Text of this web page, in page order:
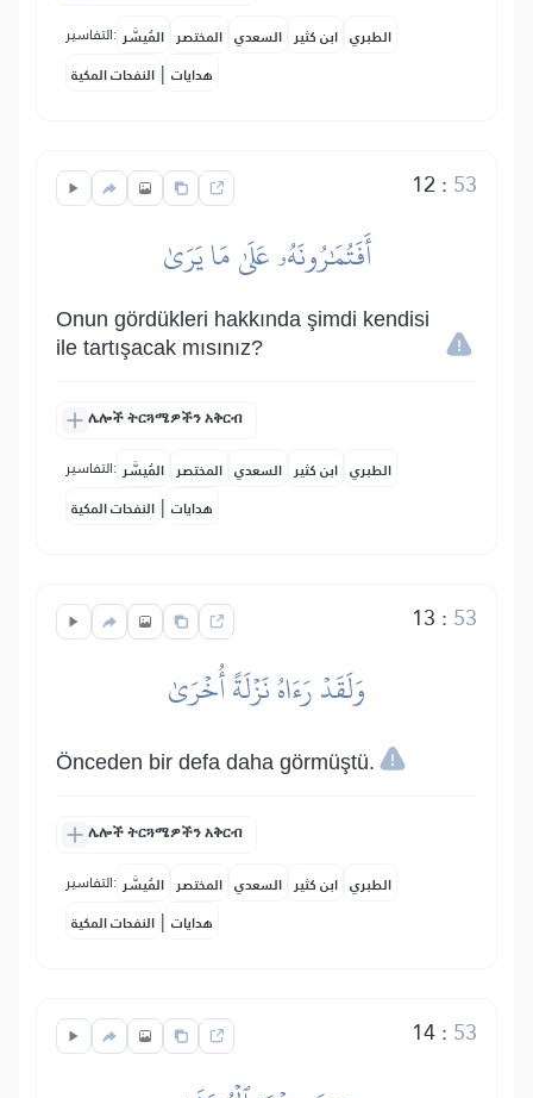
التفاسير: المُيسَّر المختصر السعدي ابن كثير الطبري
النفحات المكية | هدايات
12 : 53
أَفَتُمَٰرُونَهُۥ عَلَىٰ مَا يَرَىٰ
Onun gördükleri hakkında şimdi kendisi
ile tartışacak mısınız?
ሌሎች ትርጓሜዎችን አቅርብ
التفاسير: المُيسَّر المختصر السعدي ابن كثير الطبري
النفحات المكية | هدايات
13 : 53
وَلَقَدۡ رَءَاهُ نَزۡلَةً أُخۡرَىٰ
Önceden bir defa daha görmüştü.
ሌሎች ትርጓሜዎችን አቅርብ
التفاسير: المُيسَّر المختصر السعدي ابن كثير الطبري
النفحات المكية | هدايات
14: 53